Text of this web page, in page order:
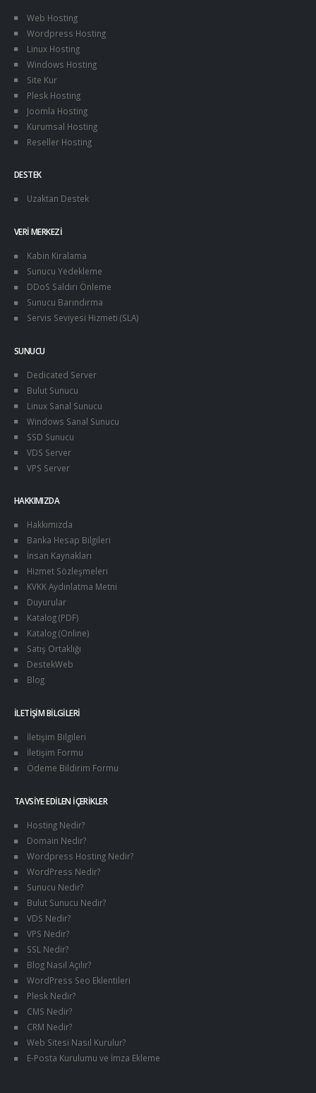
Web Hosting
Wordpress Hosting
Linux Hosting
Windows Hosting
Site Kur
Plesk Hosting
Joomla Hosting
Kurumsal Hosting
Reseller Hosting
DESTEK
Uzaktan Destek
VERI MERKEZI
Kabin Kiralama
Sunucu Yedekleme
DDoS Saldırı Önleme
Sunucu Barındırma
Servis Seviyesi Hizmeti (SLA)
SUNUCU
Dedicated Server
Bulut Sunucu
Linux Sanal Sunucu
Windows Sanal Sunucu
SSD Sunucu
VDS Server
VPS Server
HAKKIMIZDA
Hakkımızda
Banka Hesap Bilgileri
İnsan Kaynakları
Hizmet Sözleşmeleri
KVKK Aydınlatma Metni
Duyurular
Katalog (PDF)
Katalog (Online)
Satış Ortaklığı
DestekWeb
Blog
İLETIŞIM BILGILERI
İletişim Bilgileri
İletişim Formu
Ödeme Bildirim Formu
TAVSIYE EDILEN İÇERIKLER
Hosting Nedir?
Domain Nedir?
Wordpress Hosting Nedir?
WordPress Nedir?
Sunucu Nedir?
Bulut Sunucu Nedir?
VDS Nedir?
VPS Nedir?
SSL Nedir?
Blog Nasıl Açılır?
WordPress Seo Eklentileri
Plesk Nedir?
CMS Nedir?
CRM Nedir?
Web Sitesi Nasıl Kurulur?
E-Posta Kurulumu ve İmza Ekleme